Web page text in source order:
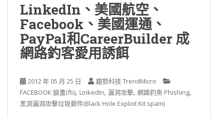
LinkedIn、美國航空、
Facebook、美國運通、
PayPal和CareerBuilder 成
網路釣客愛用誘餌
2012 年 05 月 25 日
趨勢科技 TrendMicro
FACEBOOK 臉書(fb), LinkedIn, 漏洞攻擊, 網路釣魚 Phishing,
黑洞漏洞攻擊垃圾郵件(Black Hole Exploit Kit spam)